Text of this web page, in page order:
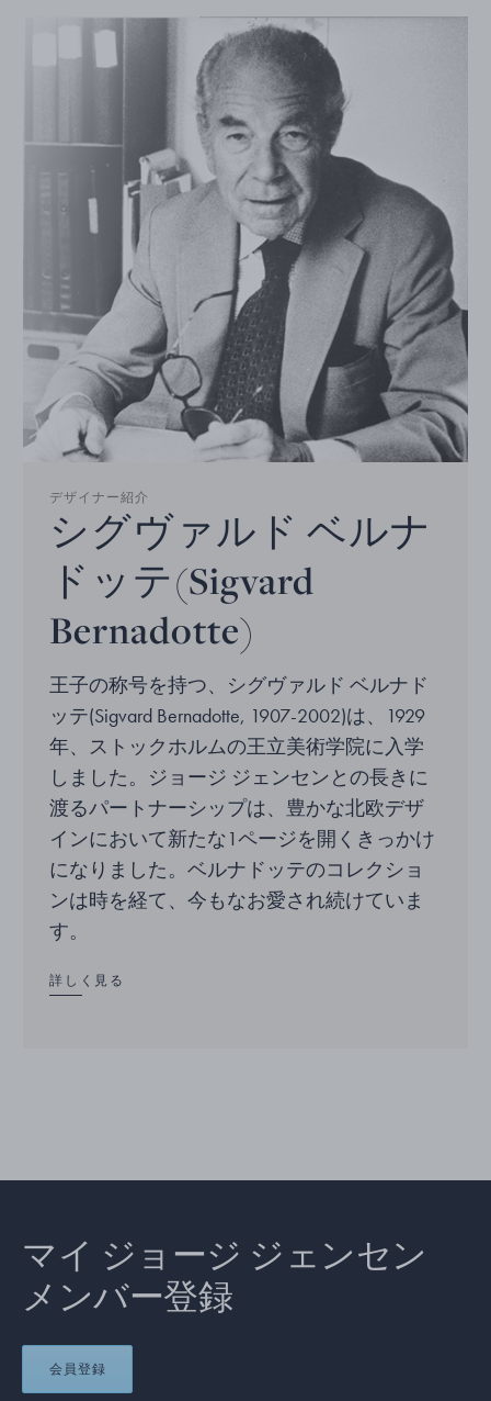
デザイナー紹介
シグヴァルド ベルナ
ドッテ(Sigvard
Bernadotte)
王子の称号を持つ、シグヴァルド ベルナド
ッテ(Sigvard Bernadotte, 1907-2002)は、1929
年、ストックホルムの王立美術学院に入学
しました。ジョージ ジェンセンとの長きに
渡るパートナーシップは、豊かな北欧デザ
インにおいて新たな1ページを開くきっかけ
になりました。ベルナドッテのコレクショ
ンは時を経て、今もなお愛され続けていま
す。
詳しく見る
マイ ジョージ ジェンセン
メンバー登録
会員登録